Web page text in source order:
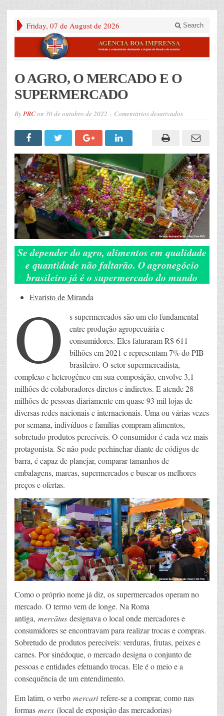
Friday, 07 de August de 2026 Search
O AGRO, O MERCADO E O
SUPERMERCADO
ByPRCon 30 de outubro de 2022 Comentários desativadosem
MERCADO
O
Se depender do agro, alimentos em qualidade
e quantidade não faltarão. O agronegócio
brasileiro já é o supermercado do mundo
Evaristo de Miranda
O
s supermercados são um elo fundamental
entre produção agropecuária e
consumidores. Eles faturaram R$ 611
bilhões em 2021 e representam 7% do PIB
brasileiro. O setor supermercadista,
complexo e heterogêneo em sua composição, envolve 3,1
milhões de colaboradores diretos e indiretos. E atende 28
milhões de pessoas diariamente em quase 93 mil lojas de
diversas redes nacionais e internacionais. Uma ou várias vezes
por semana, indivíduos e famílias compram alimentos,
sobretudo produtos perecíveis. O consumidor é cada vez mais
protagonista. Se não pode pechinchar diante de códigos de
barra, é capaz de planejar, comparar tamanhos de
embalagens, marcas, supermercados e buscar os melhores
preços e ofertas.
Como o próprio nome já diz, os supermercados operam no
mercado. O termo vem de longe. Na Roma
antiga, mercātus designava o local onde mercadores e
consumidores se encontravam para realizar trocas e compras.
Sobretudo de produtos perecíveis: verduras, frutas, peixes e
carnes. Por sinédoque, o mercado designa o conjunto de
pessoas e entidades efetuando trocas. Ele é o meio e a
consequência de um entendimento.
Em latim, o verbo mercarirefere-se a comprar, como nas
formas merx (local de exposição das mercadorias)